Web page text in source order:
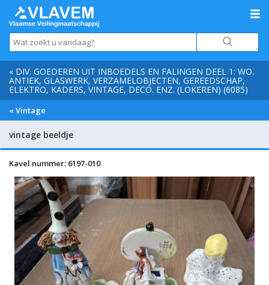
« DIV. GOEDEREN UIT INBOEDELS EN FALINGEN DEEL 1: WO.
ANTIEK, GLASWERK, VERZAMELOBJECTEN, GEREEDSCHAP,
ELEKTRO, KADERS, VINTAGE, DECO. ENZ. (LOKEREN) (6085)
« Vintage
vintage beeldje
Kavel nummer: 6197-010